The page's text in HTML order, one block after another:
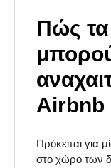
Πώς τα
Airbnb
Πρόκειται για
στο χώρο των